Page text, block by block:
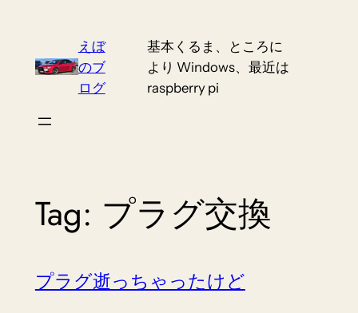
content
えぼ
のブ
ログ
基本くるま、ところに
より Windows、最近は
raspberry pi
Tag: プラグ交換
プラグ逝っちゃったけど